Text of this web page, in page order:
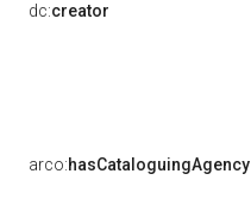
dc:creator
arco:hasCataloguingAgency